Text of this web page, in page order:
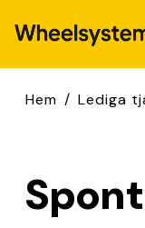
Hem / Lediga